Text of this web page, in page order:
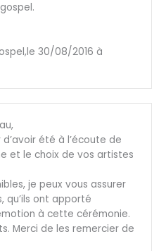
30/08/2016 à
été à l’écoute de
et le choix de vos artistes
je peux vous assurer
qu’ils ont apporté
à cette cérémonie.
Merci de les remercier de